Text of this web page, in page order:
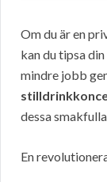
Om du är en
kan du tipsa
mindre jobb
dessa
En